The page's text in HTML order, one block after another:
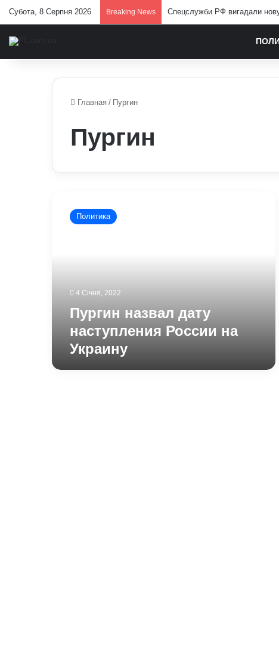
Субота, 8 Серпня 2026 Breaking News Спецслужби РФ вигадали нову
Главная / Пургин
Пургин
назвал
Политика
4 Січня, 2022
Пургин назвал дату
наступления России на
Украину